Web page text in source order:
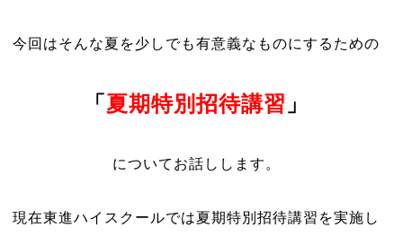
今回はそんな夏を少しでも有意義なものにするための
「 夏期特別招待講習 」
についてお話しします。
現在東進ハイスクールでは夏期特別招待講習を実施し